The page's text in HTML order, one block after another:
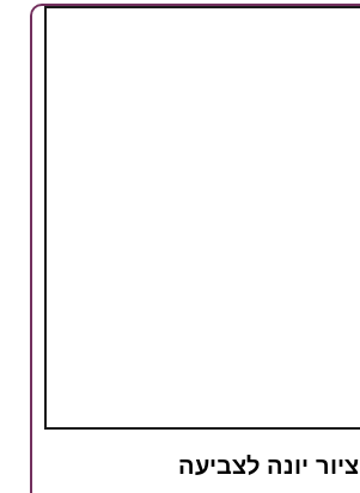
ציור יונה לצביעה